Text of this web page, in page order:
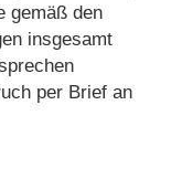
gemäß den
insgesamt
per Brief an